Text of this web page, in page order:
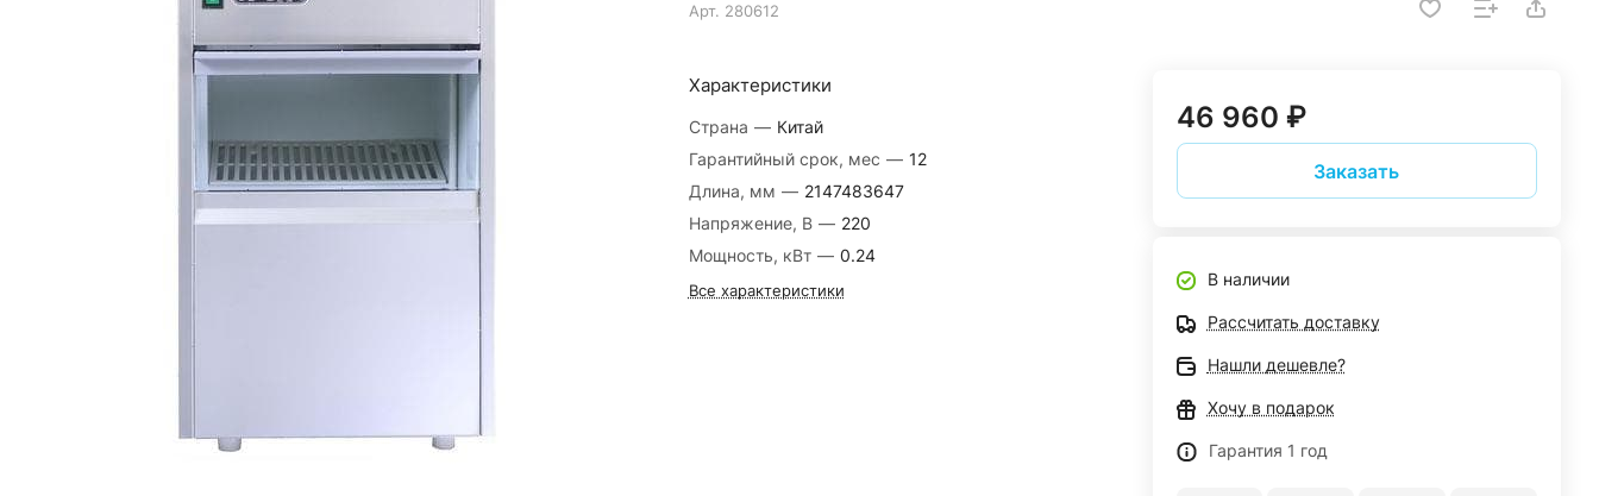
Арт. 280612
Характеристики
Страна — Китай
Гарантийный срок, мес — 12
Длина, мм — 2147483647
Напряжение, В — 220
Мощность, кВт — 0.24
Все характеристики
46 960 ₽
Заказать
В наличии
Рассчитать доставку
Нашли дешевле?
Хочу в подарок
Гарантия 1 год